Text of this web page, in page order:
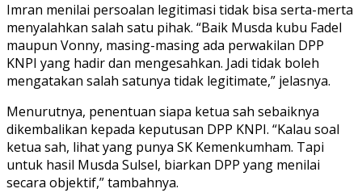
Imran menilai persoalan legitimasi tidak bisa serta-merta
menyalahkan salah satu pihak. “Baik Musda kubu Fadel
maupun Vonny, masing-masing ada perwakilan DPP
KNPI yang hadir dan mengesahkan. Jadi tidak boleh
mengatakan salah satunya tidak legitimate,” jelasnya.
Menurutnya, penentuan siapa ketua sah sebaiknya
dikembalikan kepada keputusan DPP KNPI. “Kalau soal
ketua sah, lihat yang punya SK Kemenkumham. Tapi
untuk hasil Musda Sulsel, biarkan DPP yang menilai
secara objektif,” tambahnya.